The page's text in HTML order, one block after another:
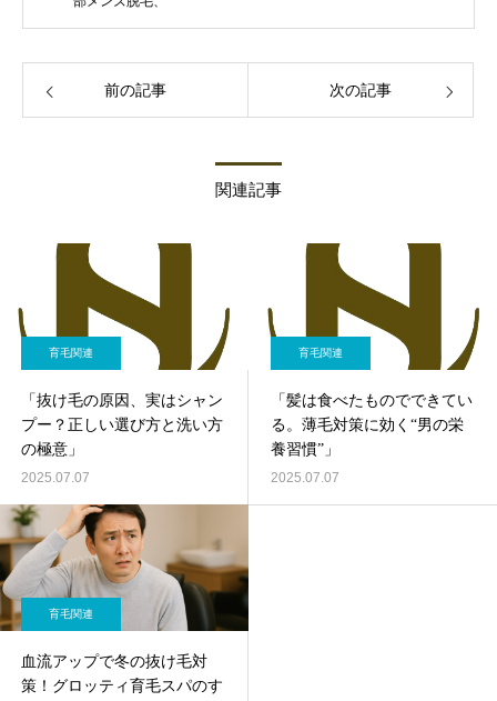
前の記事 次の記事
関連記事
育毛関連
「抜け毛の原因、実はシャン
プー？正しい選び方と洗い方
の極意」
2025.07.07
育毛関連
「髪は食べたものでできてい
る。薄毛対策に効く“男の栄
養習慣”」
2025.07.07
育毛関連
血流アップで冬の抜け毛対
策！グロッティ育毛スパのす